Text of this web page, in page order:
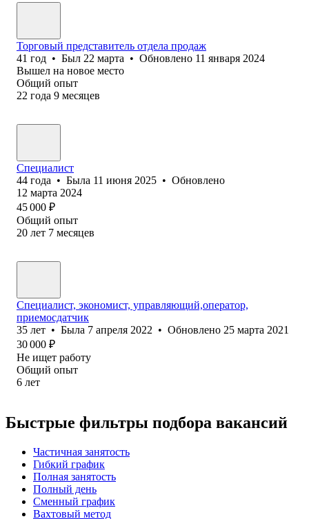
Торговый представитель отдела продаж
41 год • Был 22 марта • Обновлено 11 января 2024
Вышел на новое место
Общий опыт
22 года 9 месяцев
Специалист
44 года • Была 11 июня 2025 • Обновлено
12 марта 2024
45 000 ₽
Общий опыт
20 лет 7 месяцев
Специалист, экономист, управляющий,оператор,
приемосдатчик
35 лет • Была 7 апреля 2022 • Обновлено 25 марта 2021
30 000 ₽
Не ищет работу
Общий опыт
6 лет
Быстрые фильтры подбора вакансий
Частичная занятость
Гибкий график
Полная занятость
Полный день
Сменный график
Вахтовый метод